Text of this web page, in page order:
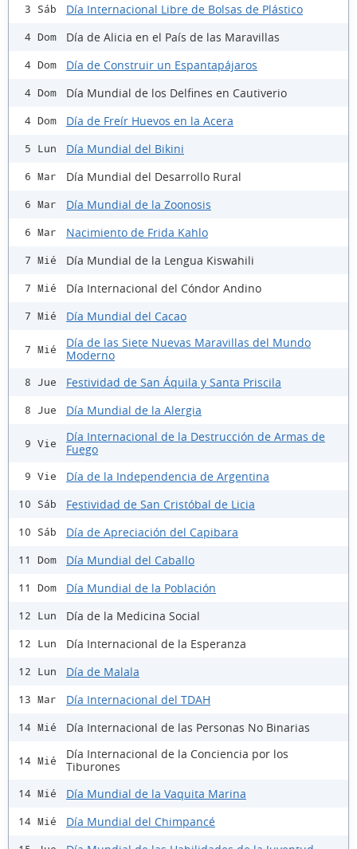
3 Sáb Día Internacional Libre de Bolsas de Plástico
4 Dom Día de Alicia en el País de las Maravillas
4 Dom Día de Construir un Espantapájaros
4 Dom Día Mundial de los Delfines en Cautiverio
4 Dom Día de Freír Huevos en la Acera
5 Lun Día Mundial del Bikini
6 Mar Día Mundial del Desarrollo Rural
6 Mar Día Mundial de la Zoonosis
6 Mar Nacimiento de Frida Kahlo
7 Mié Día Mundial de la Lengua Kiswahili
7 Mié Día Internacional del Cóndor Andino
7 Mié Día Mundial del Cacao
7 Mié
Día de las Siete Nuevas Maravillas del Mundo
Moderno
8 Jue Festividad de San Áquila y Santa Priscila
8 Jue Día Mundial de la Alergia
9 Vie
Día Internacional de la Destrucción de Armas de
Fuego
9 Vie Día de la Independencia de Argentina
10 Sáb Festividad de San Cristóbal de Licia
10 Sáb Día de Apreciación del Capibara
11 Dom Día Mundial del Caballo
11 Dom Día Mundial de la Población
12 Lun Día de la Medicina Social
12 Lun Día Internacional de la Esperanza
12 Lun Día de Malala
13 Mar Día Internacional del TDAH
14 Mié Día Internacional de las Personas No Binarias
14 Mié
Día Internacional de la Conciencia por los
Tiburones
14 Mié Día Mundial de la Vaquita Marina
14 Mié Día Mundial del Chimpancé